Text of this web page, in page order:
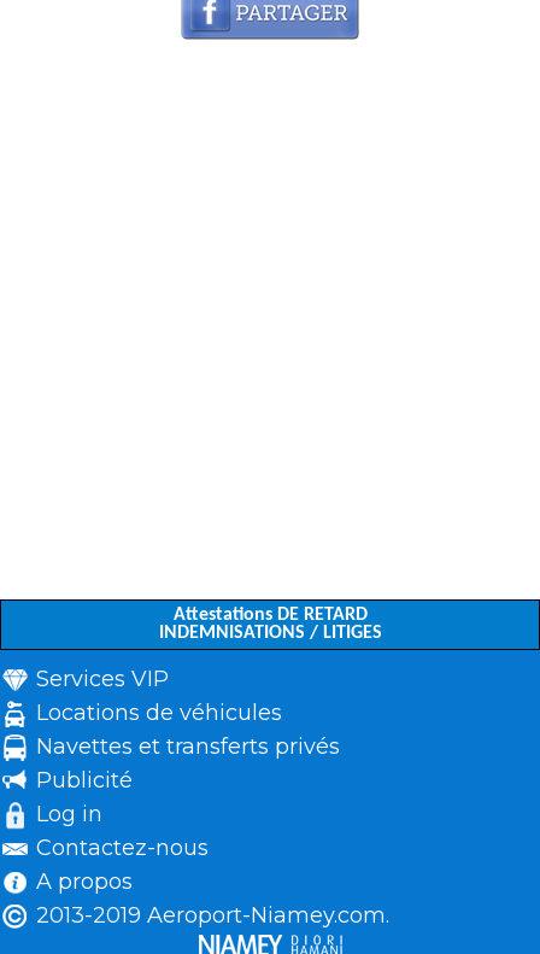
Attestations DE RETARD
INDEMNISATIONS / LITIGES
Services VIP
Locations de véhicules
Navettes et transferts privés
Publicité
Log in
Contactez-nous
A propos
2013-2019 Aeroport-Niamey.com.